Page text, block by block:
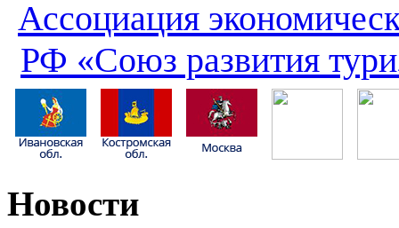
Ассоциация
РФ «Союз развития
Новости